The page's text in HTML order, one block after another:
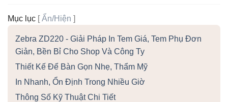
Mục lục [Ẩn/Hiện ]
Zebra ZD220 - Giải Pháp In Tem Giá, Tem Phụ Đơn
Giản, Bền Bỉ Cho Shop Và Công Ty
Thiết Kế Để Bàn Gọn Nhẹ, Thẩm Mỹ
In Nhanh, Ổn Định Trong Nhiều Giờ
Thông Số Kỹ Thuật Chi Tiết